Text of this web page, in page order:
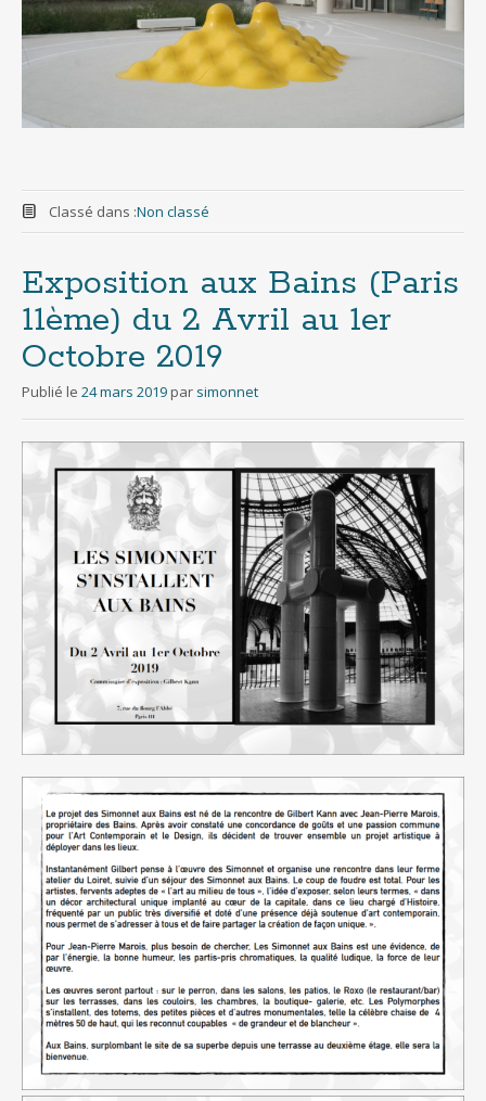
Classé dans :Non classé
Exposition aux Bains (Paris
11ème) du 2 Avril au 1er
Octobre 2019
Publié le 24 mars 2019 par simonnet